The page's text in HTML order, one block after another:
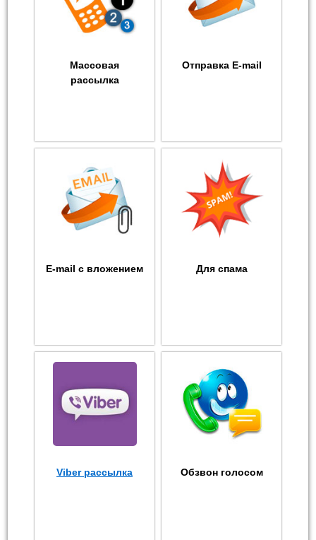
Массовая
рассылка
Отправка E-mail
E-mail с вложением Для спама
Viber рассылка Обзвон голосом